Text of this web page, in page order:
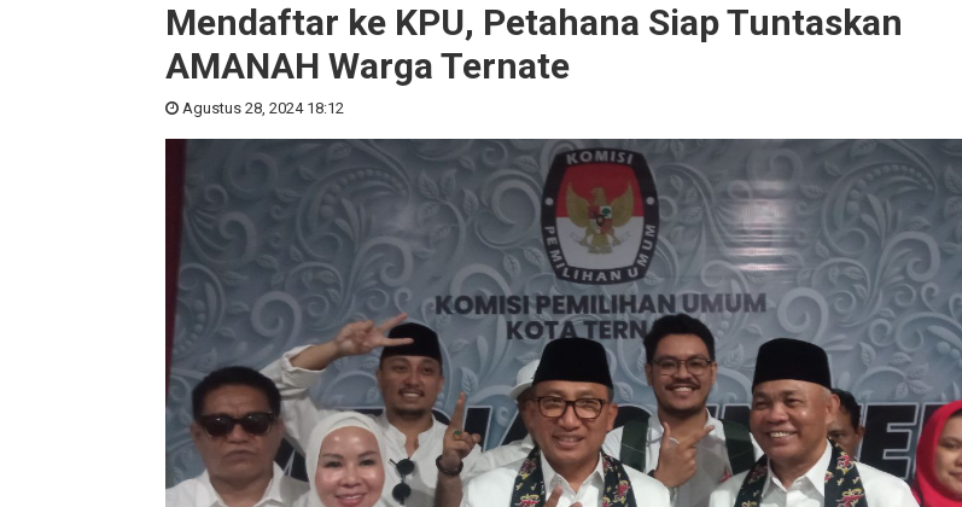
Mendaftar ke KPU, Petahana Siap Tuntaskan
AMANAH Warga Ternate
Agustus 28, 2024 18:12